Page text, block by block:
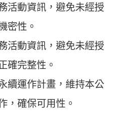
活動資訊，避免未經授
密性。
活動資訊，避免未經授
確完整性。
續運作計畫，維持本公
，確保可用性。